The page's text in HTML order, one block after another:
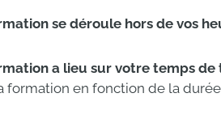
se déroule hors de vos
a lieu sur votre temps de
formation en fonction de la